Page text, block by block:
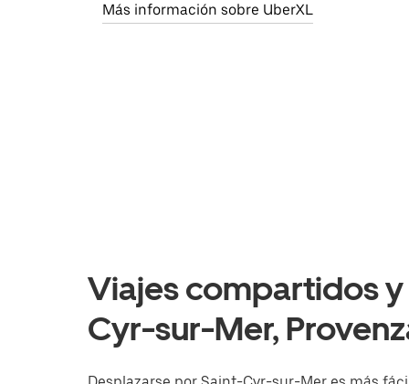
Más información sobre UberXL
Viajes compartidos
Cyr-sur-Mer,